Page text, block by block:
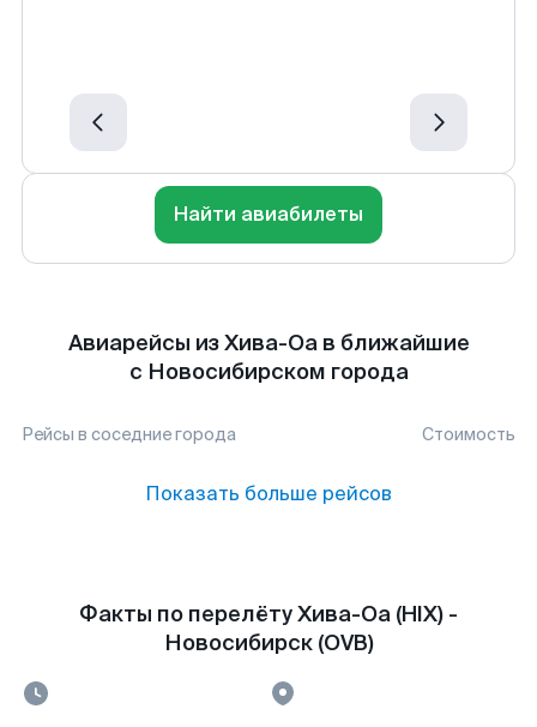
Найти авиабилеты
Авиарейсы из Хива-Оа в ближайшие
с Новосибирском города
Рейсы в соседние города Стоимость
Показать больше рейсов
Факты по перелёту Хива-Оа (HIX) -
Новосибирск (OVB)